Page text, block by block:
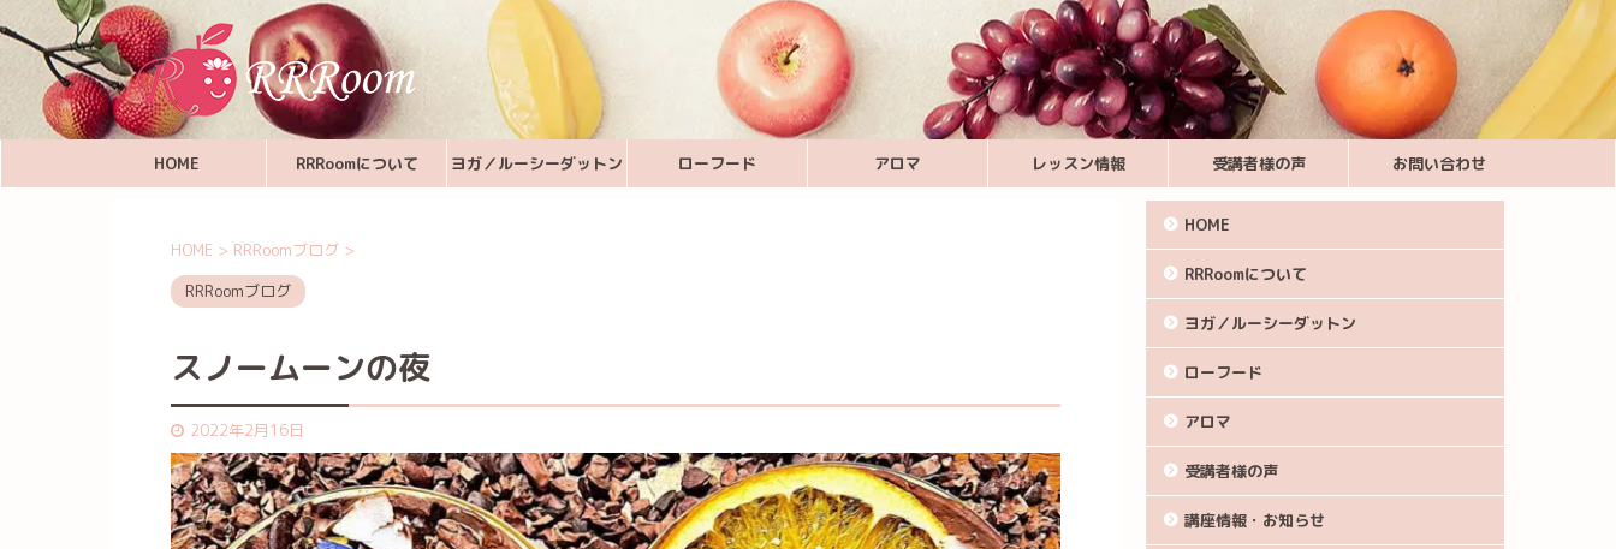
HOME RRRoomについて ヨガ／ルーシーダットン ローフード アロマ レッスン情報 受講者様の声 お問い合わせ
HOME > RRRoomブログ >
RRRoomブログ
スノームーンの夜
2022年2月16日
HOME
RRRoomについて
ヨガ／ルーシーダットン
ローフード
アロマ
受講者様の声
講座情報・お知らせ